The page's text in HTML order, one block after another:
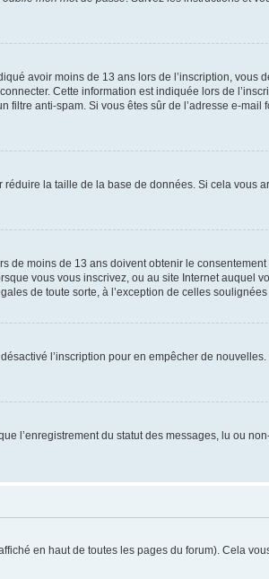
avoir moins de 13 ans lors de l’inscription, vous
Cette information est indiquée lors de
filtre anti-spam. Si vous êtes sûr de l’adresse e-mail
la taille de la base de données. Si cela vous
de moins de 13 ans doivent obtenir le consentement
vous vous inscrivez, ou au site Internet auquel
de toute sorte, à l’exception de celles
l’inscription pour en empêcher de
l’enregistrement du statut des messages, lu ou
en haut de toutes les pages du forum). Cela